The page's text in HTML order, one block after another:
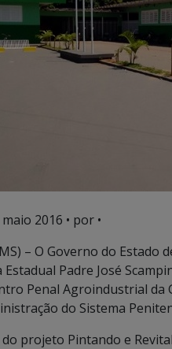
maio 2016 • por •
– O Governo do
Estadual Padre José
Penal Agroindustrial da
do Sistema
projeto Pintando e